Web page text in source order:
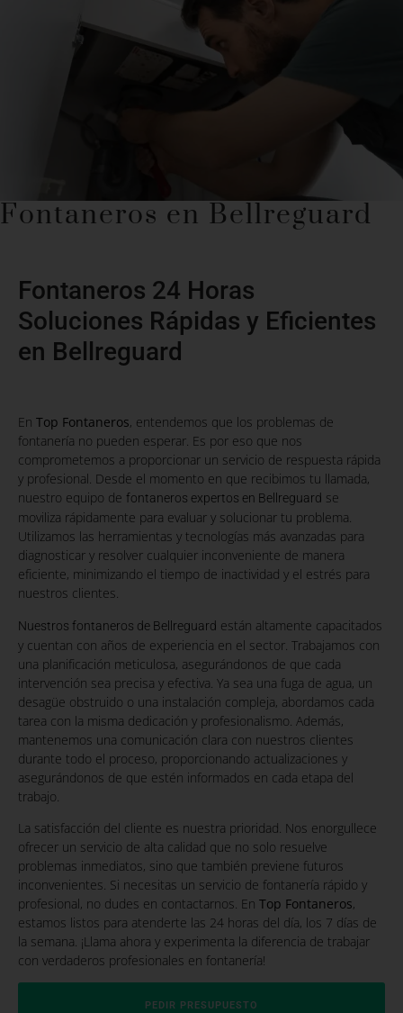
Fontaneros en Bellreguard
Fontaneros 24 Horas
Soluciones Rápidas y Eficientes
en Bellreguard
En Top Fontaneros, entendemos que los problemas de
fontanería no pueden esperar. Es por eso que nos
comprometemos a proporcionar un servicio de respuesta rápida
y profesional. Desde el momento en que recibimos tu llamada,
nuestro equipo de fontaneros expertos en Bellreguard se
moviliza rápidamente para evaluar y solucionar tu problema.
Utilizamos las herramientas y tecnologías más avanzadas para
diagnosticar y resolver cualquier inconveniente de manera
eficiente, minimizando el tiempo de inactividad y el estrés para
nuestros clientes.
Nuestros fontaneros de Bellreguard están altamente capacitados
y cuentan con años de experiencia en el sector. Trabajamos con
una planificación meticulosa, asegurándonos de que cada
intervención sea precisa y efectiva. Ya sea una fuga de agua, un
desagüe obstruido o una instalación compleja, abordamos cada
tarea con la misma dedicación y profesionalismo. Además,
mantenemos una comunicación clara con nuestros clientes
durante todo el proceso, proporcionando actualizaciones y
asegurándonos de que estén informados en cada etapa del
trabajo.
La satisfacción del cliente es nuestra prioridad. Nos enorgullece
ofrecer un servicio de alta calidad que no solo resuelve
problemas inmediatos, sino que también previene futuros
inconvenientes. Si necesitas un servicio de fontanería rápido y
profesional, no dudes en contactarnos. En Top Fontaneros,
estamos listos para atenderte las 24 horas del día, los 7 días de
la semana. ¡Llama ahora y experimenta la diferencia de trabajar
con verdaderos profesionales en fontanería!
PEDIR PRESUPUESTO